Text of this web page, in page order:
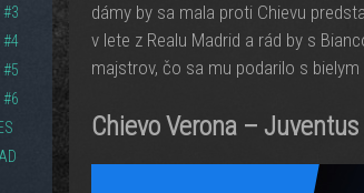
dámy by sa mala proti Chievu
v lete z Realu Madrid a rád by s
majstrov, čo sa mu podarilo s
Chievo Verona –
#3
#4
#5
#6